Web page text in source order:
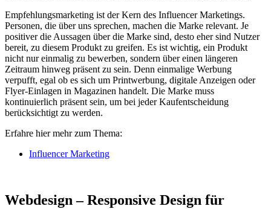
Empfehlungsmarketing ist der Kern des Influencer Marketings.
Personen, die über uns sprechen, machen die Marke relevant. Je
positiver die Aussagen über die Marke sind, desto eher sind Nutzer
bereit, zu diesem Produkt zu greifen. Es ist wichtig, ein Produkt
nicht nur einmalig zu bewerben, sondern über einen längeren
Zeitraum hinweg präsent zu sein. Denn einmalige Werbung
verpufft, egal ob es sich um Printwerbung, digitale Anzeigen oder
Flyer-Einlagen in Magazinen handelt. Die Marke muss
kontinuierlich präsent sein, um bei jeder Kaufentscheidung
berücksichtigt zu werden.
Erfahre hier mehr zum Thema:
Influencer Marketing
Webdesign – Responsive Design für